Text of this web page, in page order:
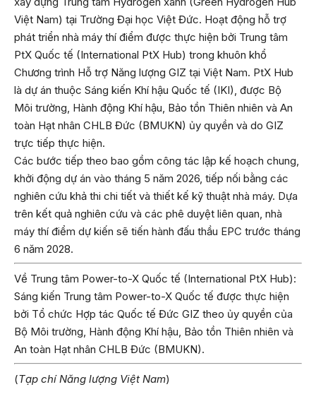
Việt Nam) tại Trường Đại học Việt Đức. Hoạt động hỗ trợ
phát triển nhà máy thí điểm được thực hiện bởi Trung tâm
PtX Quốc tế (International PtX Hub) trong khuôn khổ
Chương trình Hỗ trợ Năng lượng GIZ tại Việt Nam. PtX Hub
là dự án thuộc Sáng kiến Khí hậu Quốc tế (IKI), được Bộ
Môi trường, Hành động Khí hậu, Bảo tồn Thiên nhiên và An
toàn Hạt nhân CHLB Đức (BMUKN) ủy quyền và do GIZ
trực tiếp thực hiện.
Các bước tiếp theo bao gồm công tác lập kế hoạch chung,
khởi động dự án vào tháng 5 năm 2026, tiếp nối bằng các
nghiên cứu khả thi chi tiết và thiết kế kỹ thuật nhà máy. Dựa
trên kết quả nghiên cứu và các phê duyệt liên quan, nhà
máy thí điểm dự kiến sẽ tiến hành đấu thầu EPC trước tháng
6 năm 2028.
Về Trung tâm Power-to-X Quốc tế (International PtX Hub):
Sáng kiến Trung tâm Power-to-X Quốc tế được thực hiện
bởi Tổ chức Hợp tác Quốc tế Đức GIZ theo ủy quyền của
Bộ Môi trường, Hành động Khí hậu, Bảo tồn Thiên nhiên và
An toàn Hạt nhân CHLB Đức (BMUKN).
(Tạp chí Năng lượng Việt Nam)